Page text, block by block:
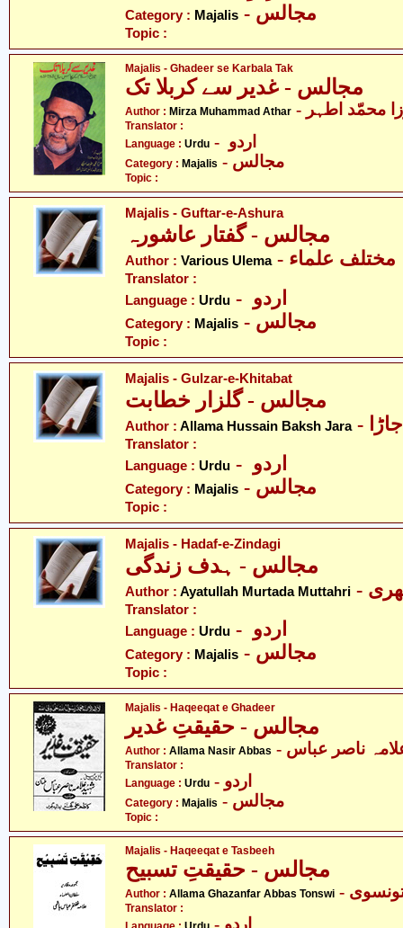
Category : Majalis - مجالس
Topic :
Majalis - Ghadeer se Karbala Tak
Author : Mirza Muhammad Athar محمّد اطہر
Translator :
Language : Urdu
Category : Majalis - مجالس
Topic :
Majalis - Guftar-e-Ashura
Author : Various Ulema - مختلف علماء
Translator :
Language : Urdu
Category : Majalis - مجالس
Topic :
Majalis - Gulzar-e-Khitabat
Author : Allama Hussain Baksh Jara
Translator :
Language : Urdu
Category : Majalis - مجالس
Topic :
Majalis - Hadaf-e-Zindagi
مجالس - ہدف زندگی
Author : Ayatullah Murtada Muttahri
Translator :
Language : Urdu
Category : Majalis - مجالس
Topic :
Majalis - Haqeeqat e Ghadeer
مجالس - حقیقتِ غدیر
Author : Allama Nasir Abbas علامہ ناصر عباس
Translator :
Language : Urdu - اردو
Category : Majalis - مجالس
Topic :
Majalis - Haqeeqat e Tasbeeh
مجالس - حقیقتِ تسبیح
Author : Allama Ghazanfar Abbas Tonswi
Translator :
- اردو